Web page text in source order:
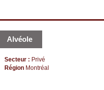
Alvéole
Secteur : Privé
Région Montréal